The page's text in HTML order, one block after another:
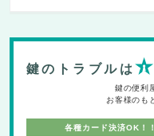
鍵のトラブルは
鍵の便利
お客様のも
各種カード決済OK！